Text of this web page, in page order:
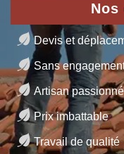
Nos
Devis et
Sans
Artisan passionné
Prix imbattable
Travail de qualité